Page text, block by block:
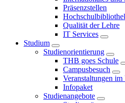
Präsenzstellen
Qualität der Lehre
IT Services
Studium
Studienorientierung
THB goes Schule
Campusbesuch
Veranstaltungen
Infopaket
Studienangebote